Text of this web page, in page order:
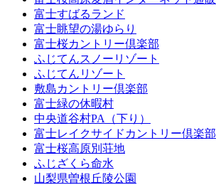
富士すばるランド
富士眺望の湯ゆらり
富士桜カントリー倶楽部
ふじてんスノーリゾート
ふじてんリゾート
敷島カントリー倶楽部
富士緑の休暇村
中央道谷村PA（下り）
富士レイクサイドカントリー倶楽部
富士桜高原別荘地
ふじざくら命水
山梨県曽根丘陵公園